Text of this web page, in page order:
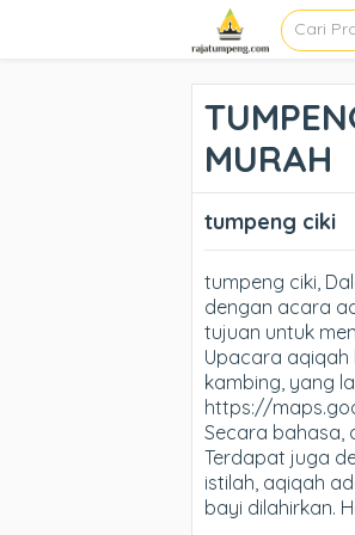
MURAH
tumpeng ciki
tumpeng ciki,
dengan acara
tujuan untuk
Upacara aqiqah
kambing, yang
https://
Secara bahasa,
Terdapat juga
istilah, aqiqah
bayi dilahirkan.